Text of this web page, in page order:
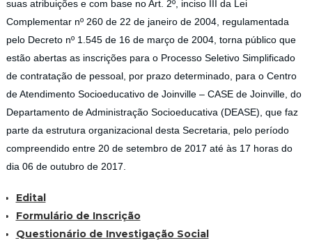
suas atribuições e com base no Art. 2º, inciso III da Lei
Complementar nº 260 de 22 de janeiro de 2004, regulamentada
pelo Decreto nº 1.545 de 16 de março de 2004, torna público que
estão abertas as inscrições para o Processo Seletivo Simplificado
de contratação de pessoal, por prazo determinado, para o Centro
de Atendimento Socioeducativo de Joinville – CASE de Joinville, do
Departamento de Administração Socioeducativa (DEASE), que faz
parte da estrutura organizacional desta Secretaria, pelo período
compreendido entre 20 de setembro de 2017 até às 17 horas do
dia 06 de outubro de 2017.
Edital
Formulário de Inscrição
Questionário de Investigação Social